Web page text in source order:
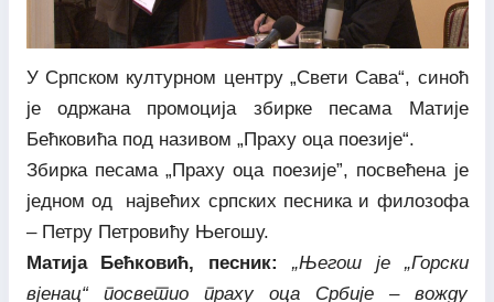
У Српском културном центру „Свети Сава“, синоћ
је одржана промоција збирке песама Матије
Бећковића под називом „Праху оца поезије“.
Збирка песама „Праху оца поезије”, посвећена је
једном од највећих српских песника и филозофа
– Петру Петровићу Његошу.
Матија Бећковић, песник:
„Његош је „Горски
вјенац“ посветио праху оца Србије – вожду